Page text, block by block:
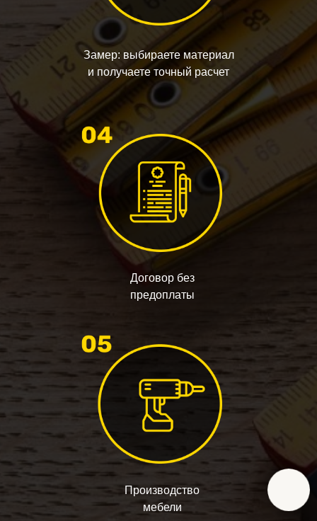
Замер: выбираете материал
и получаете точный расчет
Договор без
предоплаты
Производство
мебели